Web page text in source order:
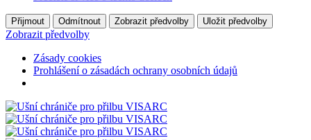
Přijmout Odmítnout Zobrazit předvolby Uložit předvolby
Zobrazit předvolby
Zásady cookies
Prohlášení o zásadách ochrany osobních údajů